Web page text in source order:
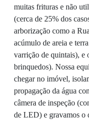
muitas frituras e não
(cerca de 25% dos
arborização como a
acúmulo de areia e
varrição de quintais), e
brinquedos). Nossa
chegar no imóvel,
propagação da água
câmera de inspeção
de LED) e gravamos o